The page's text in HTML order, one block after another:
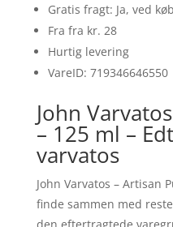
Gratis fragt: Ja, ved
Fra fra kr. 28
Hurtig levering
VareID: 719346646550
John
– 125 ml –
varvatos
John Varvatos – Artisan
finde sammen med